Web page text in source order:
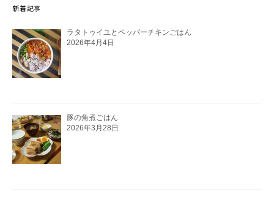
新着記事
ラタトゥイユとペッパーチキンごはん
2026年4月4日
豚の角煮ごはん
2026年3月28日